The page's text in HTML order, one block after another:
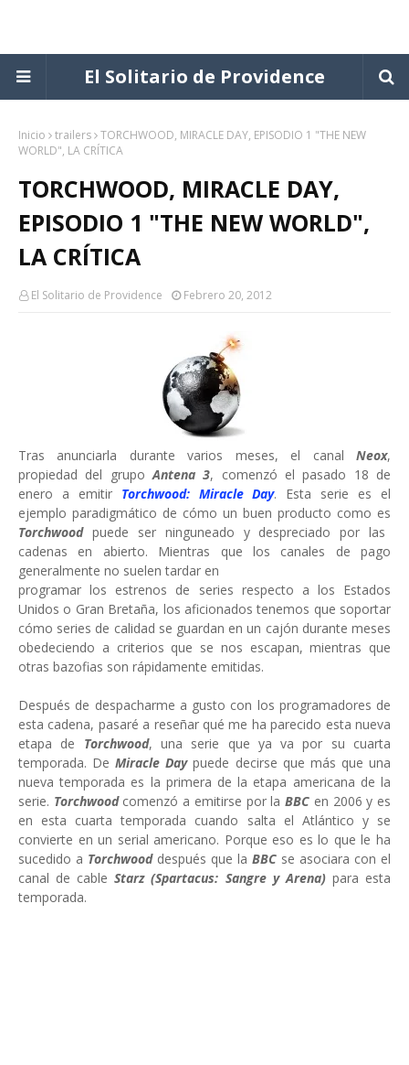
El Solitario de Providence
Inicio trailers TORCHWOOD, MIRACLE DAY, EPISODIO 1 "THE NEW
WORLD", LA CRÍTICA
TORCHWOOD, MIRACLE DAY,
EPISODIO 1 "THE NEW WORLD",
LA CRÍTICA
El Solitario de Providence Febrero 20, 2012
Tras anunciarla durante varios meses, el canal Neox,
propiedad del grupoAntena 3, comenzó el pasado 18 de
enero a emitir Torchwood: Miracle Day. Esta serie es el
ejemplo paradigmático de cómo un buen producto como es
Torchwood puede ser ninguneado y despreciado por las
cadenas en abierto. Mientras que los canales de pago
generalmente no suelen tardar en
programar los estrenos de series respecto a los Estados
Unidos o Gran Bretaña, los aficionados tenemos que soportar
cómo series de calidad se guardan en un cajón durante meses
obedeciendo a criterios que se nos escapan, mientras que
otras bazofias son rápidamente emitidas.
Después de despacharme a gusto con los programadores de
esta cadena, pasaré a reseñar qué me ha parecido esta nueva
etapa de Torchwood, una serie que ya va por su cuarta
temporada. DeMiracle Daypuede decirse que más que una
nueva temporada es la primera de la etapa americana de la
serie. Torchwood comenzó a emitirse por laBBC en 2006 y es
en esta cuarta temporada cuando salta el Atlántico y se
convierte en un serial americano. Porque eso es lo que le ha
sucedido a Torchwood después que la BBC se asociara con el
canal de cableStarz (Spartacus: Sangre y Arena)para esta
temporada.